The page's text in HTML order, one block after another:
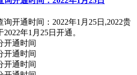
开通时间：2022年1月25日,2022贵
年1月25日开通。